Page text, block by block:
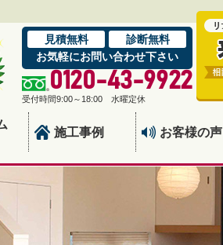
見積無料
診断無料
お気軽にお問い合わせ下さい
0120-43-9922
受付時間9:00～18:00 水曜定休
施工事例 お客様の声